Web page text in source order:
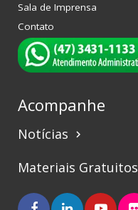
Sala de Imprensa
Contato
Acompanhe
Notícias keyboard_arrow_right
Materiais Gratuitos